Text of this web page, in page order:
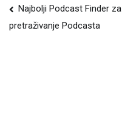
Navigacija
postova
Najbolji Podcast Finder za
pretraživanje Podcasta